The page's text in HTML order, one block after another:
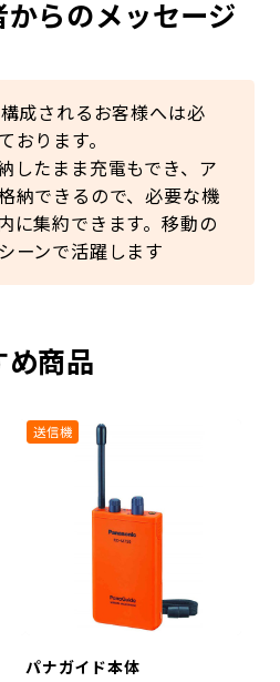
らのメッセージ
成されるお客様へは必
おります。
したまま充電もでき、ア
納できるので、必要な機
に集約できます。移動の
ーンで活躍します
商品
送信機
パナガイド本体